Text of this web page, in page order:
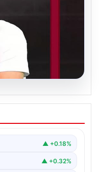
Dönüştü:
Resmi İşlem
transfer▲ +0.18%
▲ +0.32%